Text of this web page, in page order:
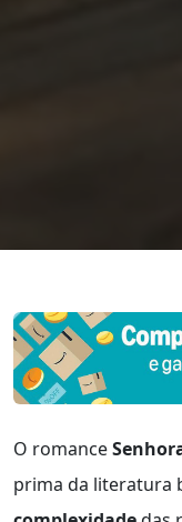
O romance
prima da literatura